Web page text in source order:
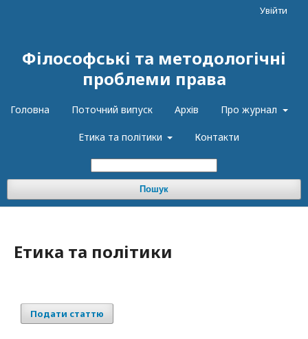
Філософські та методологічні
проблеми права
Головна Поточний випуск Архів Про журнал
Етика та політики Контакти
Пошук
Увійти
Етика та політики
Подати статтю